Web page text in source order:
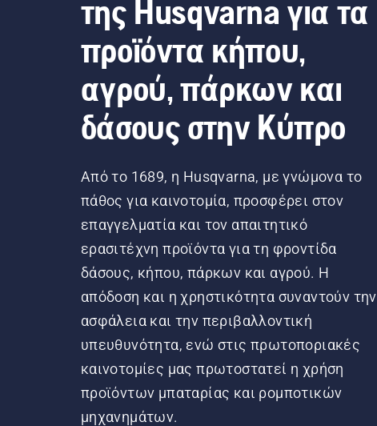
της Husqvarna για τα
προϊόντα κήπου,
αγρού, πάρκων και
δάσους στην Κύπρο
Από το 1689, η Husqvarna, με γνώμονα το
πάθος για καινοτομία, προσφέρει στον
επαγγελματία και τον απαιτητικό
ερασιτέχνη προϊόντα για τη φροντίδα
δάσους, κήπου, πάρκων και αγρού. Η
απόδοση και η χρηστικότητα συναντούν την
ασφάλεια και την περιβαλλοντική
υπευθυνότητα, ενώ στις πρωτοποριακές
καινοτομίες μας πρωτοστατεί η χρήση
προϊόντων μπαταρίας και ρομποτικών
μηχανημάτων.